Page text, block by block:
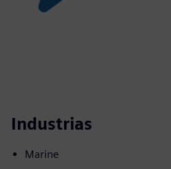
Industrias
Marine